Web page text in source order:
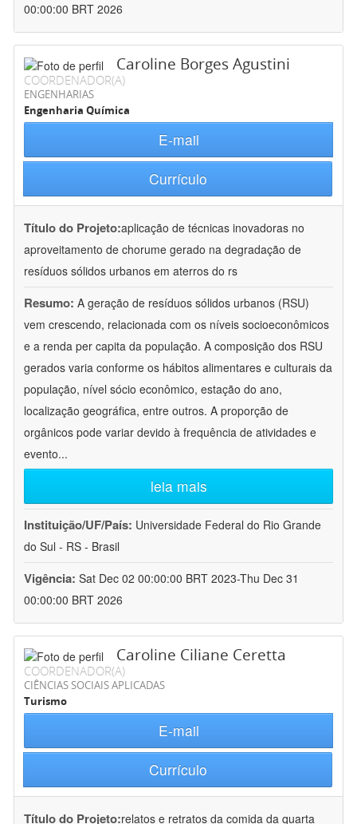
00:00:00 BRT 2026
Caroline Borges Agustini
COORDENADOR(A)
ENGENHARIAS
Engenharia Química
E-mail
Currículo
Título do Projeto:aplicação de técnicas inovadoras no
aproveitamento de chorume gerado na degradação de
resíduos sólidos urbanos em aterros do rs
Resumo: A geração de resíduos sólidos urbanos (RSU)
vem crescendo, relacionada com os níveis socioeconômicos
e a renda per capita da população. A composição dos RSU
gerados varia conforme os hábitos alimentares e culturais da
população, nível sócio econômico, estação do ano,
localização geográfica, entre outros. A proporção de
orgânicos pode variar devido à frequência de atividades e
evento...
leia mais
Instituição/UF/País: Universidade Federal do Rio Grande
do Sul - RS - Brasil
Vigência: Sat Dec 02 00:00:00 BRT 2023-Thu Dec 31
00:00:00 BRT 2026
Caroline Ciliane Ceretta
COORDENADOR(A)
CIÊNCIAS SOCIAIS APLICADAS
Turismo
E-mail
Currículo
Título do Projeto:relatos e retratos da comida da quarta